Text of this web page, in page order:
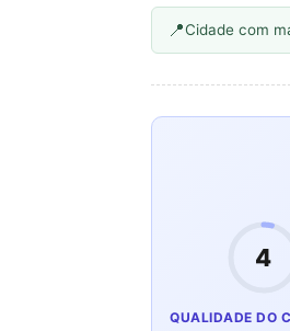
Cidade com
4
QUALIDADE DO